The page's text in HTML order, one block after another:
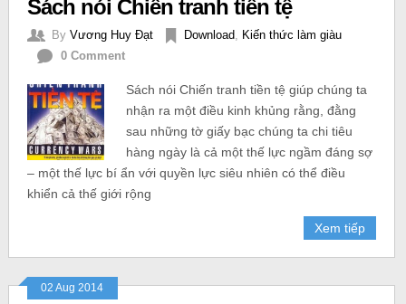
Sách nói Chiến tranh tiền tệ
By Vương Huy Đạt Download, Kiến thức làm giàu
0 Comment
Sách nói Chiến tranh tiền tệ giúp chúng ta
nhận ra một điều kinh khủng rằng, đằng
sau những tờ giấy bạc chúng ta chi tiêu
hàng ngày là cả một thế lực ngầm đáng sợ
– một thế lực bí ẩn với quyền lực siêu nhiên có thể điều
khiển cả thế giới rộng
Xem tiếp
02 Aug 2014